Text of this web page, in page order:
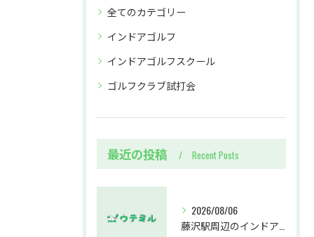
全てのカテゴリー
インドアゴルフ
インドアゴルフスクール
ゴルフクラブ試打会
最近の投稿 Recent Posts
2026/08/06